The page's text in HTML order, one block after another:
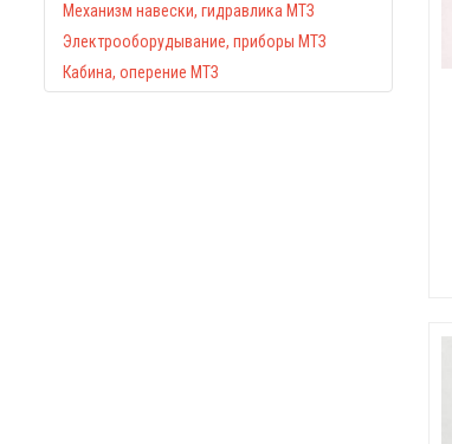
Механизм навески, гидравлика МТЗ
Электрооборудывание, приборы МТЗ
Кабина, оперение МТЗ